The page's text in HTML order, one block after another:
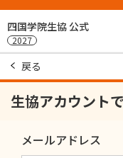
四国学院生協 公式
2027
戻る
生協アカウント
メールアドレス